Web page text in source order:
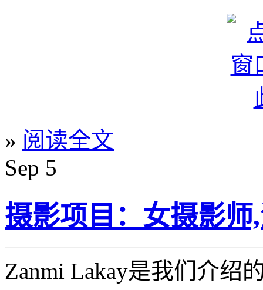
» 阅读全文
Sep 5
摄影项目：女摄影
Zanmi Lakay是我们介绍